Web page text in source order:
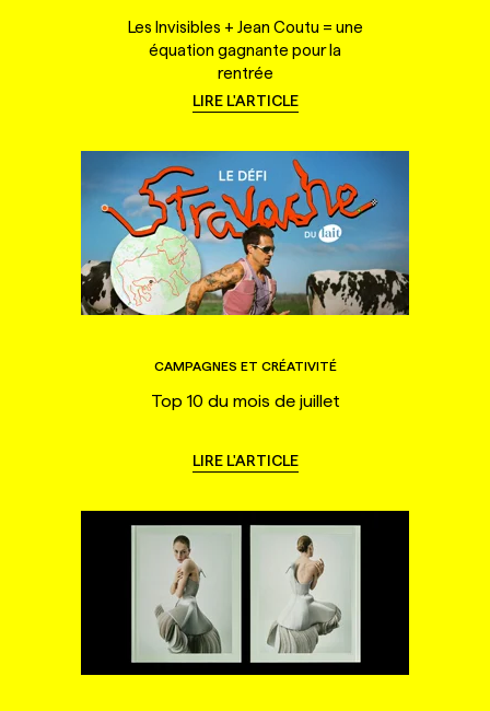
Les Invisibles + Jean Coutu = une
équation gagnante pour la
rentrée
LIRE L'ARTICLE
CAMPAGNES ET CRÉATIVITÉ
Top 10 du mois de juillet
LIRE L'ARTICLE